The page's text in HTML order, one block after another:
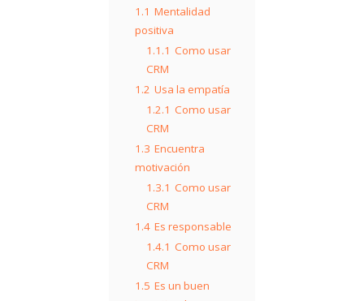
1.1 Mentalidad
positiva
1.1.1 Como usar
CRM
1.2 Usa la empatía
1.2.1 Como usar
CRM
1.3 Encuentra
motivación
1.3.1 Como usar
CRM
1.4 Es responsable
1.4.1 Como usar
CRM
1.5 Es un buen